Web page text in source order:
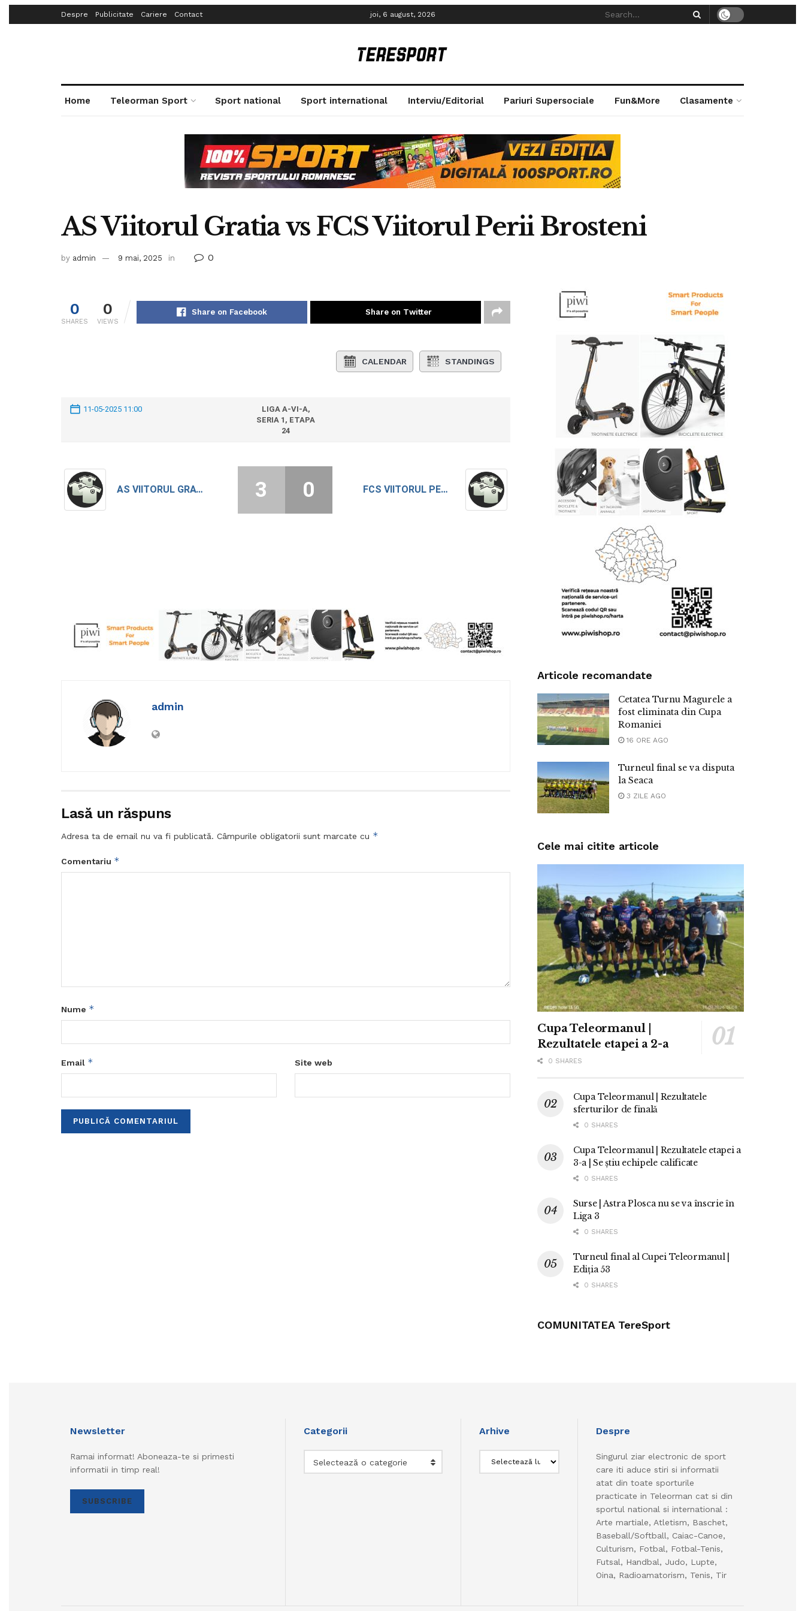
Despre Publicitate Cariere Contact joi, 6 august, 2026
Home Teleorman Sport Sport national Sport international Interviu/Editorial Pariuri Supersociale Fun&More Clasamente
AS Viitorul Gratia vs FCS Viitorul Perii Brosteni
by admin 9 mai, 2025 in 0
0
SHARES
0
VIEWS
Share on Facebook Share on Twitter
CALENDAR STANDINGS
11-05-2025 11:00
LIGA A-VI-A,
SERIA 1, ETAPA
24
AS VIITORUL GRATIA FCS VIITORUL PERII BROSTENI
3 0
admin
Lasă un răspuns
Adresa ta de email nu va fi publicată. Câmpurile obligatorii sunt marcate cu *
Comentariu *
Nume *
Email * Site web
Articole recomandate
Cetatea Turnu Magurele a
fost eliminata din Cupa
Romaniei
16 ORE AGO
Turneul final se va disputa
la Seaca
3 ZILE AGO
Cele mai citite articole
Cupa Teleormanul |
Rezultatele etapei a 2-a
0 SHARES
Cupa Teleormanul | Rezultatele
sferturilor de finală
0 SHARES
Cupa Teleormanul | Rezultatele etapei a
3-a | Se știu echipele calificate
0 SHARES
Surse | Astra Plosca nu se va înscrie în
Liga 3
0 SHARES
Turneul final al Cupei Teleormanul |
Ediția 53
0 SHARES
COMUNITATEA TereSport
Newsletter
Ramai informat! Aboneaza-te si primesti
informatii in timp real!
SUBSCRIBE
Categorii
Selectează o categorie
Arhive Despre
Singurul ziar electronic de sport
care iti aduce stiri si informatii
atat din toate sporturile
practicate in Teleorman cat si din
sportul national si international :
Arte martiale, Atletism, Baschet,
Baseball/Softball, Caiac-Canoe,
Culturism, Fotbal, Fotbal-Tenis,
Futsal, Handbal, Judo, Lupte,
Oina, Radioamatorism, Tenis, Tir